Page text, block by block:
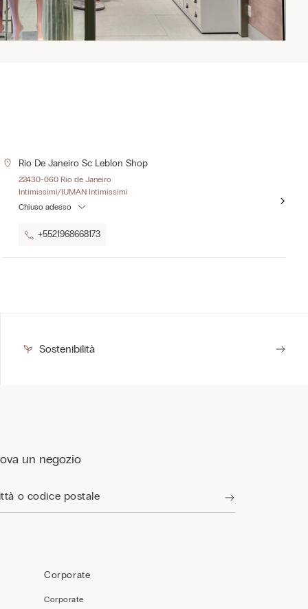
Rio De Janeiro Sc Leblon Shop
22430-060 Rio de Janeiro
Intimissimi/IUMAN Intimissimi
Chiuso adesso
+5521968668173
Sostenibilità
un negozio
Corporate
Corporate